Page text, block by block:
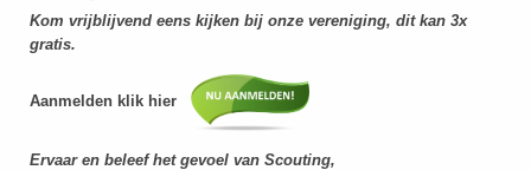
Kom vrijblijvend eens kijken bij onze vereniging, dit kan 3x
gratis.
Aanmelden klik hier
Ervaar en beleef het gevoel van Scouting,